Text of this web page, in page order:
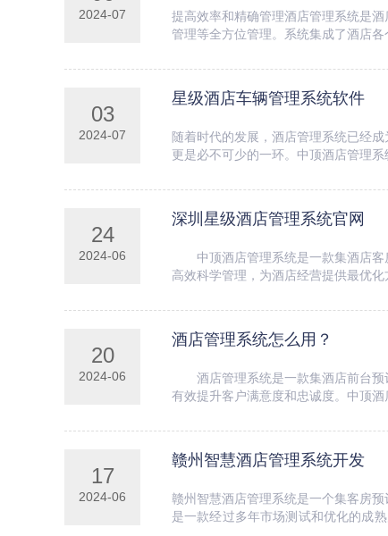
2024-07
提高效率和精确管理酒店管理系统是
管理等全方位管理。系统集成了酒店
03
2024-07
星级酒店车辆管理系统软件
随着时代的发展，酒店管理系统已经
更是必不可少的一环。中顶酒店管理
24
2024-06
深圳星级酒店管理系统官网
中顶酒店管理系统是一款集酒店客
高效科学管理，为酒店经营提供最
20
2024-06
酒店管理系统怎么用？
酒店管理系统是一款集酒店前台预
有效提升客户满意度和忠诚度。中顶
17
2024-06
赣州智慧酒店管理系统开发
赣州智慧酒店管理系统是一个集客房
是一款经过多年市场测试和优化的成